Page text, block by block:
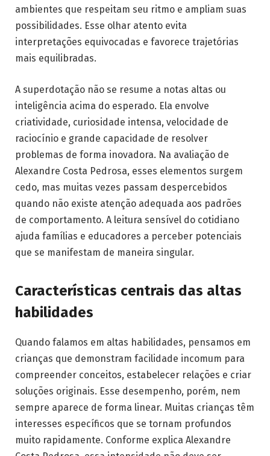
ambientes que respeitam seu ritmo e ampliam suas
possibilidades. Esse olhar atento evita
interpretações equivocadas e favorece trajetórias
mais equilibradas.
A superdotação não se resume a notas altas ou
inteligência acima do esperado. Ela envolve
criatividade, curiosidade intensa, velocidade de
raciocínio e grande capacidade de resolver
problemas de forma inovadora. Na avaliação de
Alexandre Costa Pedrosa, esses elementos surgem
cedo, mas muitas vezes passam despercebidos
quando não existe atenção adequada aos padrões
de comportamento. A leitura sensível do cotidiano
ajuda famílias e educadores a perceber potenciais
que se manifestam de maneira singular.
Características centrais das altas
habilidades
Quando falamos em altas habilidades, pensamos em
crianças que demonstram facilidade incomum para
compreender conceitos, estabelecer relações e criar
soluções originais. Esse desempenho, porém, nem
sempre aparece de forma linear. Muitas crianças têm
interesses específicos que se tornam profundos
muito rapidamente. Conforme explica Alexandre